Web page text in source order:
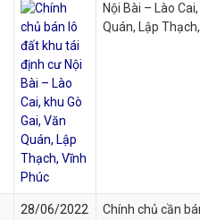
Nội Bài – Lào
Quán, Lập
28/06/2022
Chính chủ cần